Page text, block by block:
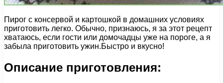
Пирог с консервой и картошкой в домашних условиях
приготовить легко. Обычно, признаюсь, я за этот рецепт
хватаюсь, если гости или домочадцы уже на пороге, а я
забыла приготовить ужин.Быстро и вкусно!
Описание приготовления: